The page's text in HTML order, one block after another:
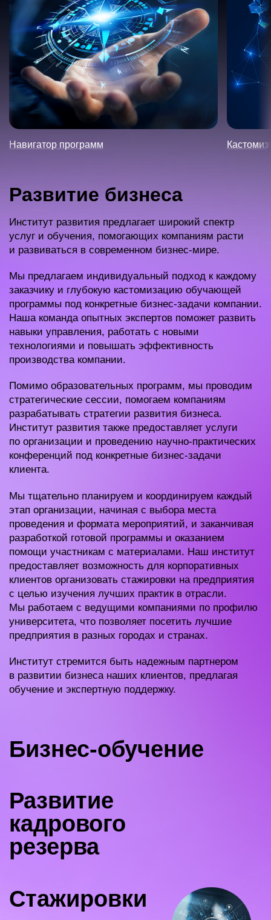
Навигатор программ
Развитие бизнеса
Институт развития предлагает широкий спектр
услуг и обучения, помогающих компаниям расти
и развиваться в современном бизнес-мире.
Мы предлагаем индивидуальный подход к каждому
заказчику и глубокую кастомизацию обучающей
программы под конкретные бизнес-задачи компании.
Наша команда опытных экспертов поможет развить
навыки управления, работать с новыми
технологиями и повышать эффективность
производства компании.
Помимо образовательных программ, мы проводим
стратегические сессии, помогаем компаниям
разрабатывать стратегии развития бизнеса.
Институт развития также предоставляет услуги
по организации и проведению научно-практических
конференций под конкретные бизнес-задачи
клиента.
Мы тщательно планируем и координируем каждый
этап организации, начиная с выбора места
проведения и формата мероприятий, и заканчивая
разработкой готовой программы и оказанием
помощи участникам с материалами. Наш институт
предоставляет возможность для корпоративных
клиентов организовать стажировки на предприятия
с целью изучения лучших практик в отрасли.
Мы работаем с ведущими компаниями по профилю
университета, что позволяет посетить лучшие
предприятия в разных городах и странах.
Институт стремится быть надежным партнером
в развитии бизнеса наших клиентов, предлагая
обучение и экспертную поддержку.
Бизнес-обучение
Развитие
кадрового
резерва
Стажировки